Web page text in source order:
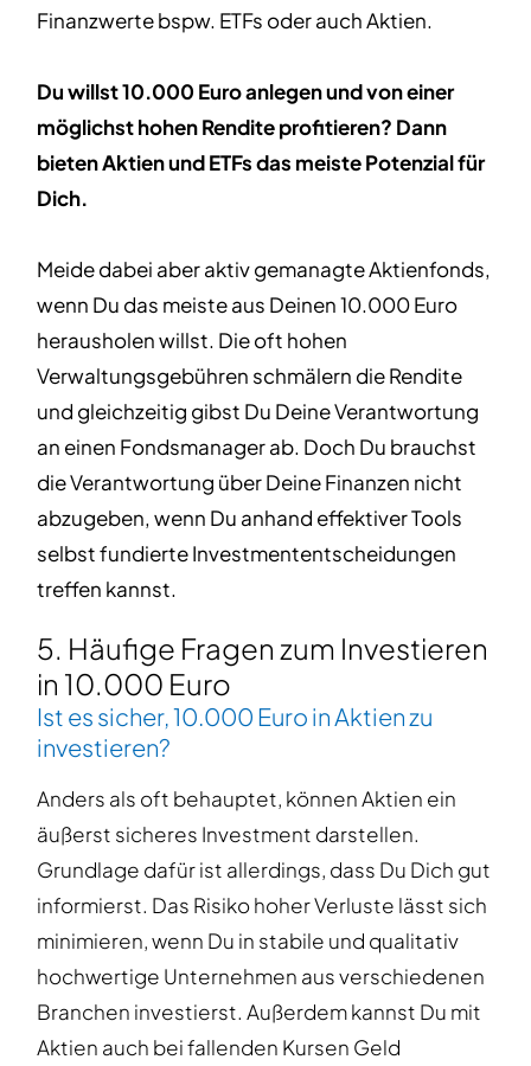
Finanzwerte bspw. ETFs oder auch Aktien.
Du willst 10.000 Euro anlegen und von einer
möglichst hohen Rendite profitieren? Dann
bieten Aktien und ETFs das meiste Potenzial für
Dich.
Meide dabei aber aktiv gemanagte Aktienfonds,
wenn Du das meiste aus Deinen 10.000 Euro
herausholen willst. Die oft hohen
Verwaltungsgebühren schmälern die Rendite
und gleichzeitig gibst Du Deine Verantwortung
an einen Fondsmanager ab. Doch Du brauchst
die Verantwortung über Deine Finanzen nicht
abzugeben, wenn Du anhand effektiver Tools
selbst fundierte Investmententscheidungen
treffen kannst.
5. Häufige Fragen zum Investieren
in 10.000 Euro
Ist es sicher, 10.000 Euro in Aktien zu
investieren?
Anders als oft behauptet, können Aktien ein
äußerst sicheres Investment darstellen.
Grundlage dafür ist allerdings, dass Du Dich gut
informierst. Das Risiko hoher Verluste lässt sich
minimieren, wenn Du in stabile und qualitativ
hochwertige Unternehmen aus verschiedenen
Branchen investierst. Außerdem kannst Du mit
Aktien auch bei fallenden Kursen Geld